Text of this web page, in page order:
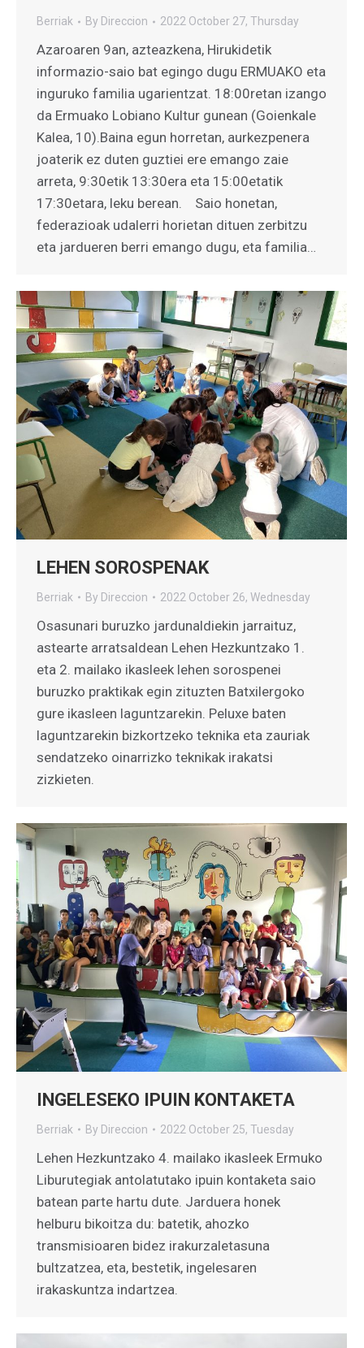
Berriak By Direccion 2022 October 27, Thursday
Azaroaren 9an, azteazkena, Hirukidetik
informazio-saio bat egingo dugu ERMUAKO eta
inguruko familia ugarientzat. 18:00retan izango
da Ermuako Lobiano Kultur gunean (Goienkale
Kalea, 10).Baina egun horretan, aurkezpenera
joaterik ez duten guztiei ere emango zaie
arreta, 9:30etik 13:30era eta 15:00etatik
17:30etara, leku berean. Saio honetan,
federazioak udalerri horietan dituen zerbitzu
eta jardueren berri emango dugu, eta familia…
LEHEN SOROSPENAK
Berriak By Direccion 2022 October 26, Wednesday
Osasunari buruzko jardunaldiekin jarraituz,
astearte arratsaldean Lehen Hezkuntzako 1.
eta 2. mailako ikasleek lehen sorospenei
buruzko praktikak egin zituzten Batxilergoko
gure ikasleen laguntzarekin. Peluxe baten
laguntzarekin bizkortzeko teknika eta zauriak
sendatzeko oinarrizko teknikak irakatsi
zizkieten.
INGELESEKO IPUIN KONTAKETA
Berriak By Direccion 2022 October 25, Tuesday
Lehen Hezkuntzako 4. mailako ikasleek Ermuko
Liburutegiak antolatutako ipuin kontaketa saio
batean parte hartu dute. Jarduera honek
helburu bikoitza du: batetik, ahozko
transmisioaren bidez irakurzaletasuna
bultzatzea, eta, bestetik, ingelesaren
irakaskuntza indartzea.